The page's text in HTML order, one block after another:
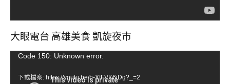
大眼電台 高雄美食 凱旋夜市
視Code 150: Unknown error.
下載檔案: https://youtu.be/b-XfFVK6jDg?_=2